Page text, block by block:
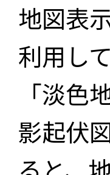
地図表
利用し
「淡
影起伏